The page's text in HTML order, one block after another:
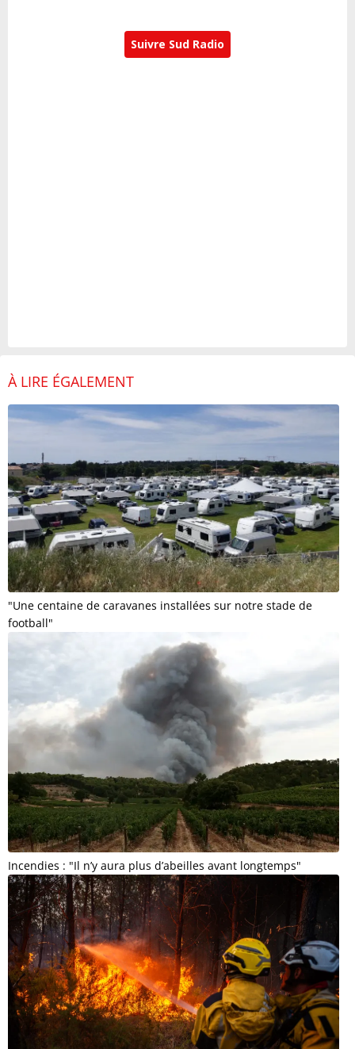
Suivre Sud Radio
À LIRE ÉGALEMENT
"Une centaine de caravanes installées sur notre stade de
football"
Incendies : "Il n’y aura plus d’abeilles avant longtemps"